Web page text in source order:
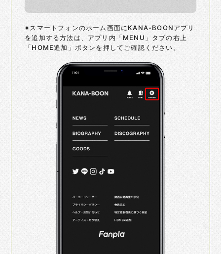
※スマートフォンのホーム画面にKANA-BOONアプリ
を追加する方法は、 アプリ内「MENU」タブの右上
「HOME追加」ボタンを押してご確認ください。